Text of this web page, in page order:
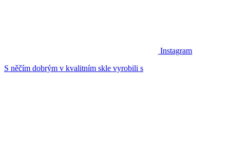
Instagram
S něčím dobrým v kvalitním skle vyrobili s